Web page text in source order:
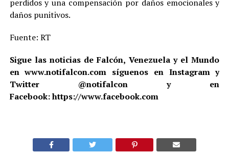
perdidos y una compensación por daños emocionales y
daños punitivos.
Fuente: RT
Sigue las noticias de Falcón, Venezuela y el Mundo
en www.notifalcon.com síguenos en Instagram y
Twitter @notifalcon y en
Facebook: https://www.facebook.com